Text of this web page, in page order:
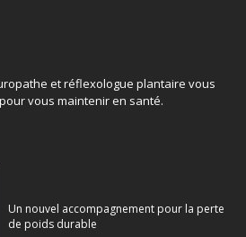
et réflexologue plantaire vous
vous maintenir en santé.
Un nouvel accompagnement pour la perte
de poids durable